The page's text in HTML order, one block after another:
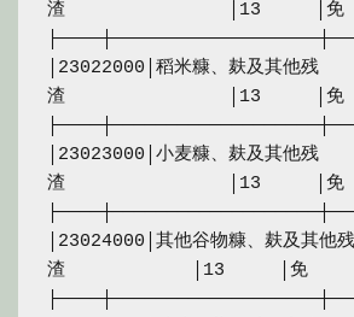
渣　　　　　　　　　│13　　　│免
│23022000│稻米糠、麸及其他残
渣　　　　　　　　　│13　　　│免
│23023000│小麦糠、麸及其他残
渣　　　　　　　　　│13　　　│免
│23024000│其他谷物糠、麸及其他残
渣　　　　　　　│13　　　│免　　